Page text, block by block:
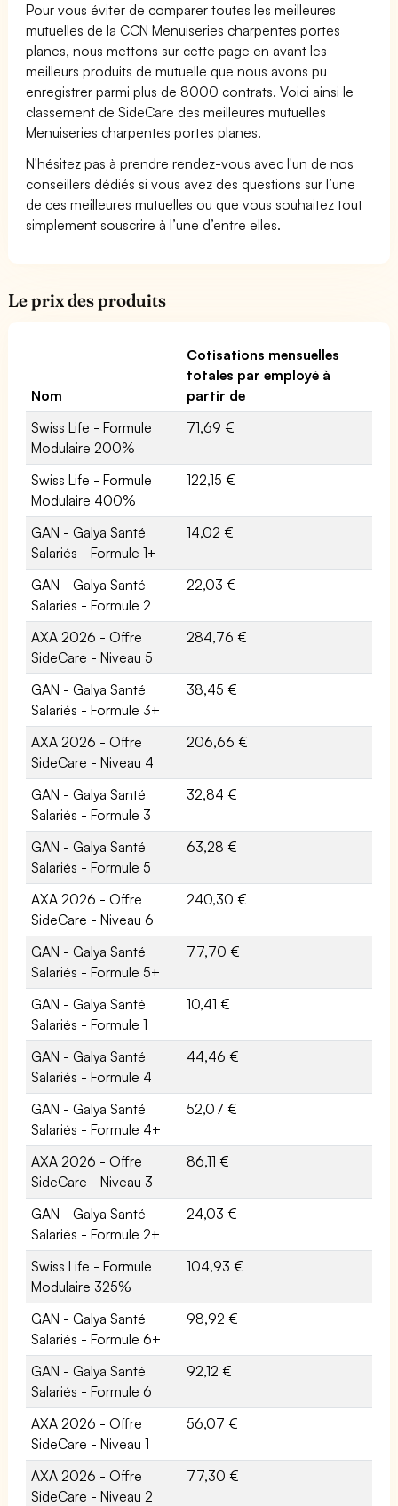
Pour vous éviter de comparer toutes les meilleures
mutuelles de la CCN Menuiseries charpentes portes
planes, nous mettons sur cette page en avant les
meilleurs produits de mutuelle que nous avons pu
enregistrer parmi plus de 8000 contrats. Voici ainsi le
classement de SideCare des meilleures mutuelles
Menuiseries charpentes portes planes.
N'hésitez pas à prendre rendez-vous avec l'un de nos
conseillers dédiés si vous avez des questions sur l’une
de ces meilleures mutuelles ou que vous souhaitez tout
simplement souscrire à l’une d’entre elles.
Le prix des produits
Nom
Cotisations mensuelles
totales par employé à
partir de
Swiss Life - Formule
Modulaire 200%
71,69 €
Swiss Life - Formule
Modulaire 400%
122,15 €
GAN - Galya Santé
Salariés - Formule 1+
14,02 €
GAN - Galya Santé
Salariés - Formule 2
22,03 €
AXA 2026 - Offre
SideCare - Niveau 5
284,76 €
GAN - Galya Santé
Salariés - Formule 3+
38,45 €
AXA 2026 - Offre
SideCare - Niveau 4
206,66 €
GAN - Galya Santé
Salariés - Formule 3
32,84 €
GAN - Galya Santé
Salariés - Formule 5
63,28 €
AXA 2026 - Offre
SideCare - Niveau 6
240,30 €
GAN - Galya Santé
Salariés - Formule 5+
77,70 €
GAN - Galya Santé
Salariés - Formule 1
10,41 €
GAN - Galya Santé
Salariés - Formule 4
44,46 €
GAN - Galya Santé
Salariés - Formule 4+
52,07 €
AXA 2026 - Offre
SideCare - Niveau 3
86,11 €
GAN - Galya Santé
Salariés - Formule 2+
24,03 €
Swiss Life - Formule
Modulaire 325%
104,93 €
GAN - Galya Santé
Salariés - Formule 6+
98,92 €
GAN - Galya Santé
Salariés - Formule 6
92,12 €
AXA 2026 - Offre
SideCare - Niveau 1
56,07 €
AXA 2026 - Offre
SideCare - Niveau 2
77,30 €